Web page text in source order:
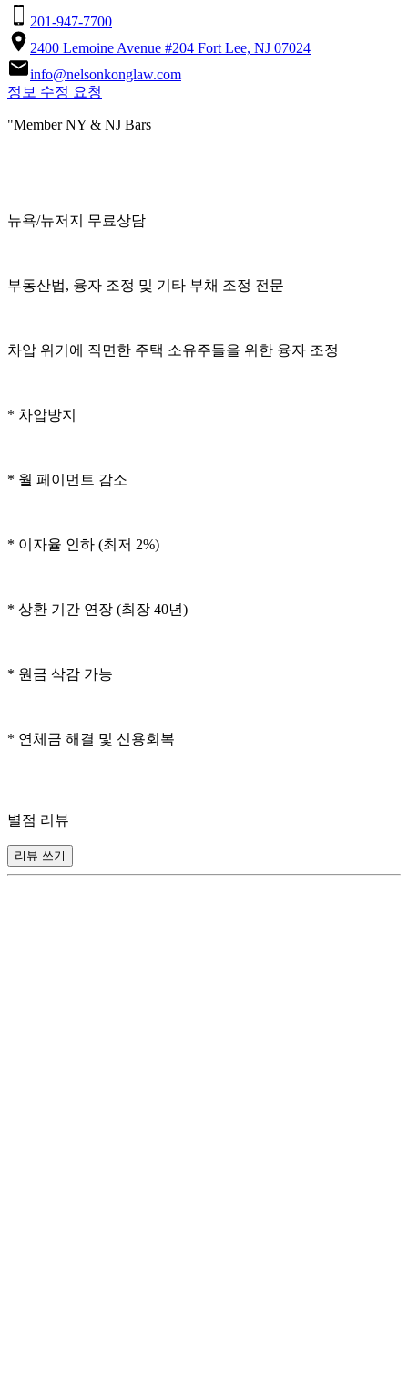
201-947-7700
2400 Lemoine Avenue #204 Fort Lee, NJ 07024
info@nelsonkonglaw.com
정보 수정 요청
"Member NY & NJ Bars
뉴욕/뉴저지 무료상담
부동산법, 융자 조정 및 기타 부채 조정 전문
차압 위기에 직면한 주택 소유주들을 위한 융자 조정
* 차압방지
* 월 페이먼트 감소
* 이자율 인하 (최저 2%)
* 상환 기간 연장 (최장 40년)
* 원금 삭감 가능
* 연체금 해결 및 신용회복
별점 리뷰
리뷰 쓰기